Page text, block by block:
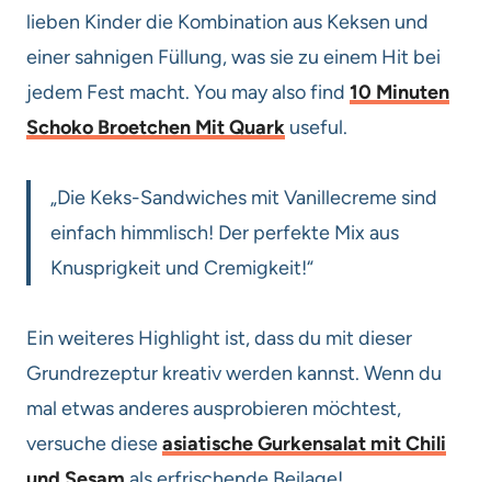
lieben Kinder die Kombination aus Keksen und
einer sahnigen Füllung, was sie zu einem Hit bei
jedem Fest macht. You may also find 10 Minuten
Schoko Broetchen Mit Quark useful.
„Die Keks-Sandwiches mit Vanillecreme sind
einfach himmlisch! Der perfekte Mix aus
Knusprigkeit und Cremigkeit!“
Ein weiteres Highlight ist, dass du mit dieser
Grundrezeptur kreativ werden kannst. Wenn du
mal etwas anderes ausprobieren möchtest,
versuche dieseasiatische Gurkensalat mit Chili